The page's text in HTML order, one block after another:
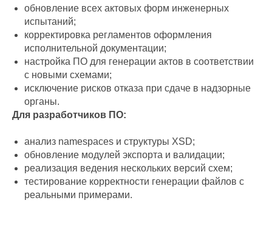
обновление всех актовых форм инженерных
испытаний;
корректировка регламентов оформления
исполнительной документации;
настройка ПО для генерации актов в соответствии
с новыми схемами;
исключение рисков отказа при сдаче в надзорные
органы.
Для разработчиков ПО:
анализ namespaces и структуры XSD;
обновление модулей экспорта и валидации;
реализация ведения нескольких версий схем;
тестирование корректности генерации файлов с
реальными примерами.